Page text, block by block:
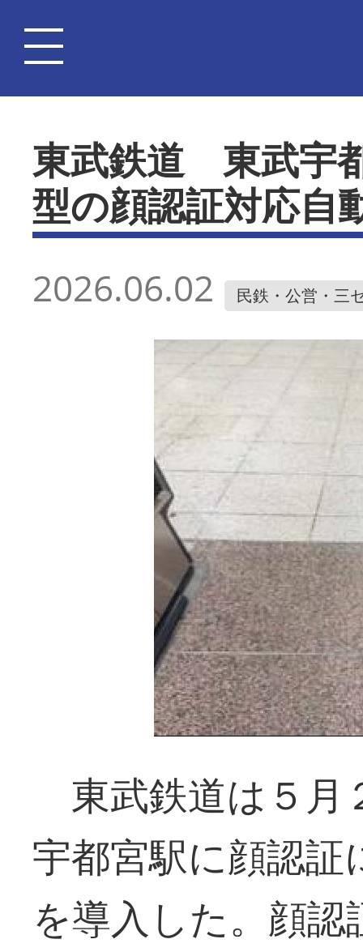
東武鉄道 東武宇
型の顔認証対応自
2026.06.02 民鉄・公営・三
東武鉄道は５月
宇都宮駅に顔認証
を導入した。顔